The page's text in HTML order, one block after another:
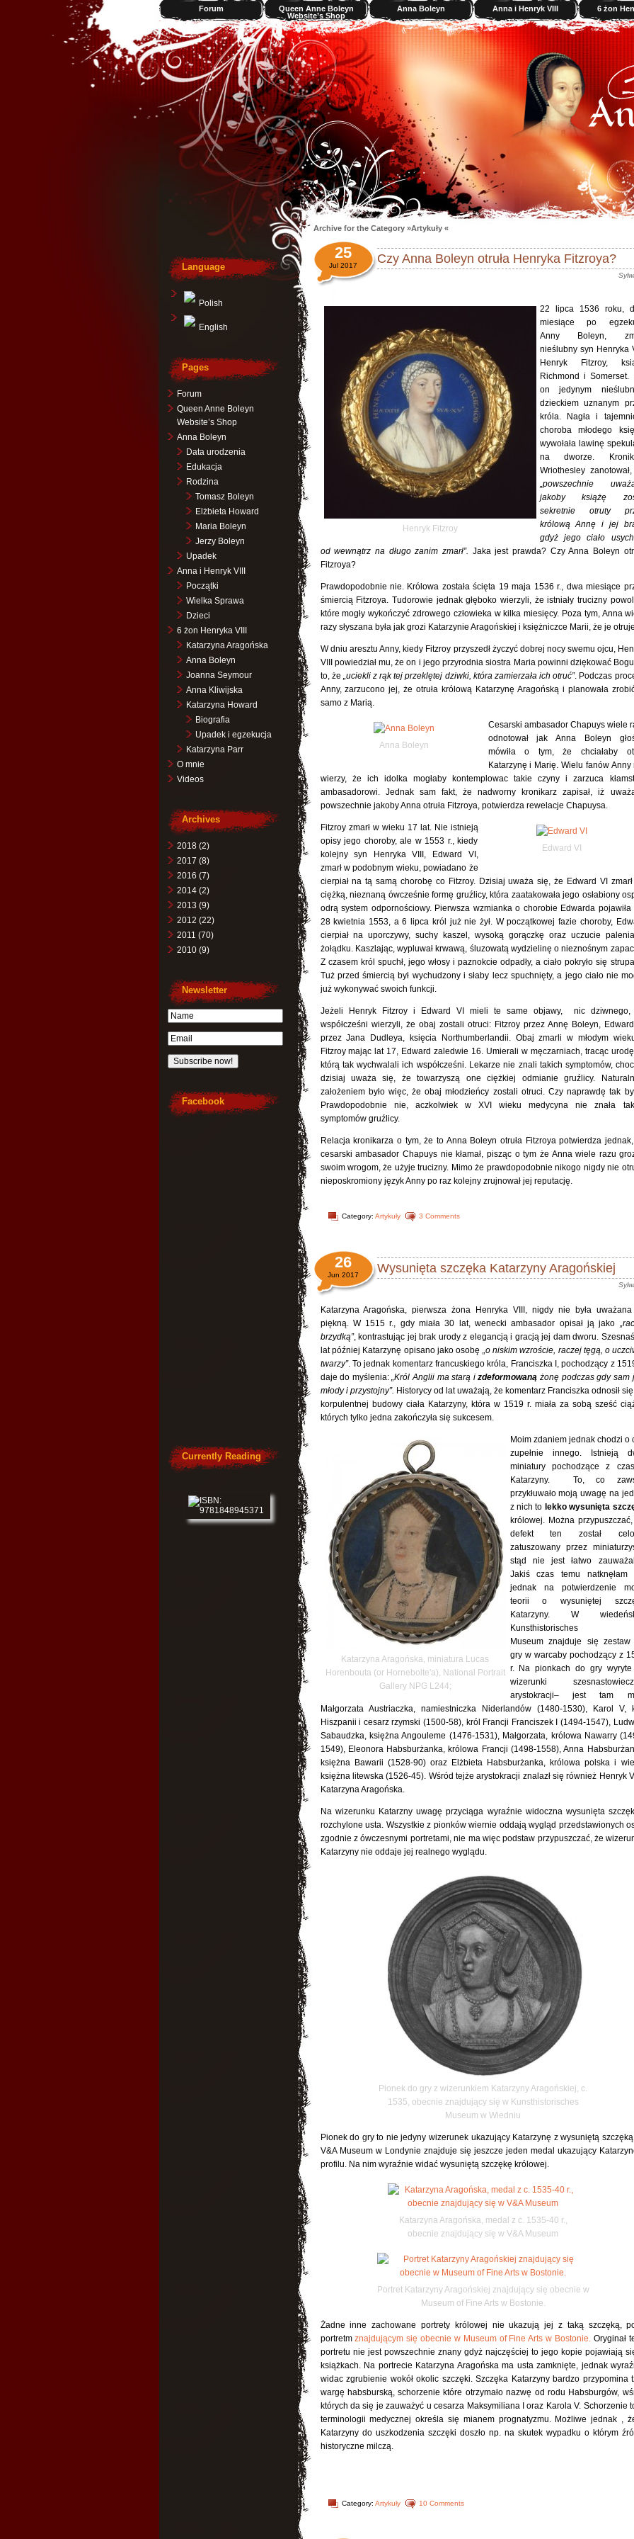
Forum
Queen Anne Boleyn
Website’s Shop
Anna Boleyn Anna i Henryk VIII 6 żon
Videos
Archive for the Category »Artykuły «
Czy Anna Boleyn otruła Henryka Fitzroya?
25
Jul 2017
Henryk Fitzroy
22 lipca 1536 roku,
miesiące po
Anny Boleyn,
nieślubny syn Henryka
Henryk Fitzroy,
Richmond i Somerset.
on jedynym
dzieckiem uznanym
króla. Nagła i
choroba młodego
wywołała lawinę
na dworze.
Wriothesley
„powszechnie
jakoby książę
sekretnie otruty
królową Annę i jej
gdyż jego ciało
od wewnątrz na długo zanim zmarł”. Jaka jest prawda? Czy Anna Boleyn
Fitzroya?
Prawdopodobnie nie. Królowa została ścięta 19 maja 1536 r., dwa miesiące
śmiercią Fitzroya. Tudorowie jednak głęboko wierzyli, że istniały trucizny
które mogły wykończyć zdrowego człowieka w kilka miesięcy. Poza tym, Anna
razy słyszana była jak grozi Katarzynie Aragońskiej i księżniczce Marii, że je
W dniu aresztu Anny, kiedy Fitzroy przyszedł życzyć dobrej nocy swemu ojcu,
VIII powiedział mu, że on i jego przyrodnia siostra Maria powinni dziękować
to, że „uciekli z rąk tej przeklętej dziwki, która zamierzała ich otruć”. Podczas
Anny, zarzucono jej, że otruła królową Katarzynę Aragońską i planowała
samo z Marią.
Anna Boleyn
Cesarski ambasador Chapuys wiele
odnotował jak Anna Boleyn
mówiła o tym, że chciałaby
Katarzynę i Marię. Wielu fanów Anny
wierzy, że ich idolka mogłaby kontemplowac takie czyny i zarzuca
ambasadorowi. Jednak sam fakt, że nadworny kronikarz zapisał, iż
powszechnie jakoby Anna otruła Fitzroya, potwierdza rewelacje Chapuysa.
Edward VI
Fitzroy zmarł w wieku 17 lat. Nie istnieją
opisy jego choroby, ale w 1553 r., kiedy
kolejny syn Henryka VIII, Edward VI,
zmarł w podobnym wieku, powiadano że
cierpiał na tą samą chorobę co Fitzroy. Dzisiaj uważa się, że Edward VI
ciężką, nieznaną ówcześnie formę gruźlicy, która zaatakowała jego osłabiony
odrą system odpornościowy. Pierwsza wzmianka o chorobie Edwarda pojawiła
28 kwietnia 1553, a 6 lipca król już nie żył. W początkowej fazie choroby,
cierpiał na uporczywy, suchy kaszel, wysoką gorączkę oraz uczucie
żołądku. Kaszlając, wypluwał krwawą, śluzowatą wydzielinę o nieznośnym
Z czasem król spuchł, jego włosy i paznokcie odpadły, a ciało pokryło się
Tuż przed śmiercią był wychudzony i słaby lecz spuchnięty, a jego ciało nie
już wykonywać swoich funkcji.
Jeżeli Henryk Fitzroy i Edward VI mieli te same objawy, nic dziwnego,
współcześni wierzyli, że obaj zostali otruci: Fitzroy przez Annę Boleyn,
przez Jana Dudleya, księcia Northumberlandii. Obaj zmarli w młodym
Fitzroy mając lat 17, Edward zaledwie 16. Umierali w męczarniach, tracąc
którą tak wychwalali ich współcześni. Lekarze nie znali takich symptomów,
dzisiaj uważa się, że towarzyszą one ciężkiej odmianie gruźlicy.
założeniem było więc, że obaj młodzieńcy zostali otruci. Czy naprawdę tak
Prawdopodobnie nie, aczkolwiek w XVI wieku medycyna nie znała
symptomów gruźlicy.
Relacja kronikarza o tym, że to Anna Boleyn otruła Fitzroya potwierdza
cesarski ambasador Chapuys nie kłamał, pisząc o tym że Anna wiele razu
swoim wrogom, że użyje trucizny. Mimo że prawdopodobnie nikogo nigdy nie
nieposkromiony język Anny po raz kolejny zrujnował jej reputację.
Category: Artykuły 3 Comments
Wysunięta szczęka Katarzyny Aragońskiej
26
Jun 2017
Katarzyna Aragońska, pierwsza żona Henryka VIII, nigdy nie była
piękną. W 1515 r., gdy miała 30 lat, wenecki ambasador opisał ją jako
brzydką”, kontrastując jej brak urody z elegancją i gracją jej dam dworu.
lat później Katarzynę opisano jako osobę „o niskim wzroście, raczej tęgą, o
twarzy”. To jednak komentarz francuskiego króla, Franciszka I, pochodzący z
daje do myślenia:„Król Anglii ma starą izdeformowaną żonę podczas gdy sam
młody i przystojny”. Historycy od lat uważają, że komentarz Franciszka odnosił
korpulentnej budowy ciała Katarzyny, która w 1519 r. miała za sobą sześć
których tylko jedna zakończyła się sukcesem.
Katarzyna Aragońska, miniatura Lucas
Horenbouta (or Hornebolte'a), National Portrait
Gallery NPG L244;
Moim zdaniem jednak chodzi o
zupełnie innego. Istnieją
miniatury pochodzące z
Katarzyny. To, co
przykłuwało moją uwagę na
z nich to lekko wysunięta
królowej. Można
defekt ten został
zatuszowany przez
stąd nie jest łatwo
Jakiś czas temu natknęłam
jednak na potwierdzenie
teorii o wysuniętej
Katarzyny. W
Kunsthistorisches
Museum znajduje się
gry w warcaby pochodzący z
r. Na pionkach do gry
wizerunki
arystokracji– jest tam
Małgorzata Austriaczka, namiestniczka Niderlandów (1480-1530), Karol V,
Hiszpanii i cesarz rzymski (1500-58), król Francji Franciszek I (1494-1547),
Sabaudzka, księżna Angouleme (1476-1531), Małgorzata, królowa Nawarry
1549), Eleonora Habsburżanka, królowa Francji (1498-1558), Anna
księżna Bawarii (1528-90) oraz Elżbieta Habsburżanka, królowa polska i
księżna litewska (1526-45). Wśród tejże arystokracji znalazł się również Henryk
Katarzyna Aragońska.
Na wizerunku Katarzny uwagę przyciąga wyraźnie widoczna wysunięta
rozchylone usta. Wszystkie z pionków wiernie oddają wygląd przedstawionych
zgodnie z ówczesnymi portretami, nie ma więc podstaw przypuszczać, że
Katarzyny nie oddaje jej realnego wyglądu.
Pionek do gry z wizerunkiem Katarzyny Aragońskiej, c.
1535, obecnie znajdujący się w Kunsthistorisches
Museum w Wiedniu
Pionek do gry to nie jedyny wizerunek ukazujący Katarzynę z wysuniętą
V&A Museum w Londynie znajduje się jeszcze jeden medal ukazujący
profilu. Na nim wyraźnie widać wysuniętą szczękę królowej.
Katarzyna Aragońska, medal z c. 1535-40 r.,
obecnie znajdujący się w V&A Museum
Portret Katarzyny Aragońskiej znajdujący się obecnie w
Museum of Fine Arts w Bostonie.
Żadne inne zachowane portrety królowej nie ukazują jej z taką szczęką,
portretmznajdującym się obecnie w Museum of Fine Arts w Bostonie. Oryginał
portretu nie jest powszechnie znany gdyż najczęściej to jego kopie pojawiają
książkach. Na portrecie Katarzyna Aragońska ma usta zamknięte, jednak
widac zgrubienie wokół okolic szczęki. Szczęka Katarzyny bardzo przypomina
wargę habsburską, schorzenie które otrzymało nazwę od rodu Habsburgów,
których da się je zauważyć u cesarza Maksymiliana I oraz Karola V. Schorzenie
terminologii medycznej określa się mianem prognatyzmu. Możliwe jednak ,
Katarzyny do uszkodzenia szczęki doszło np. na skutek wypadku o którym
historyczne milczą.
Category: Artykuły 10 Comments
Language
Polish
English
Pages
Forum
Queen Anne Boleyn
Website’s Shop
Anna Boleyn
Data urodzenia
Edukacja
Rodzina
Tomasz Boleyn
Elżbieta Howard
Maria Boleyn
Jerzy Boleyn
Upadek
Anna i Henryk VIII
Początki
Wielka Sprawa
Dzieci
6 żon Henryka VIII
Katarzyna Aragońska
Anna Boleyn
Joanna Seymour
Anna Kliwijska
Katarzyna Howard
Biografia
Upadek i egzekucja
Katarzyna Parr
O mnie
Videos
Archives
2018 (2)
2017 (8)
2016 (7)
2014 (2)
2013 (9)
2012 (22)
2011 (70)
2010 (9)
Newsletter
Facebook
Currently Reading